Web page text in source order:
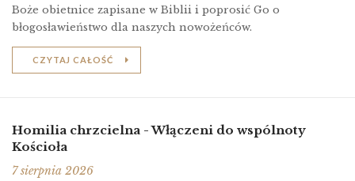
Boże obietnice zapisane w Biblii i poprosić Go o
błogosławieństwo dla naszych nowożeńców.
CZYTAJ CAŁOŚĆ
Homilia chrzcielna - Włączeni do wspólnoty
Kościoła
7 sierpnia 2026